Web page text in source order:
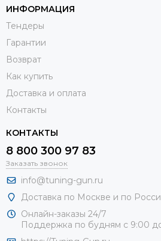
ИНФОРМАЦИЯ
Тендеры
Гарантии
Возврат
Как купить
Доставка и оплата
Контакты
КОНТАКТЫ
8 800 300 97 83
Заказать звонок
info@tuning-gun.ru
Доставка по Москве и по
Онлайн-заказы 24/7
Поддержка по будням с 9:00